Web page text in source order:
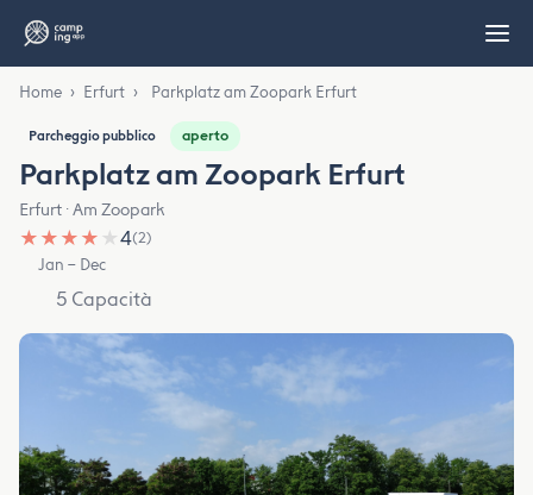
Home › Erfurt › Parkplatz am Zoopark Erfurt
Parcheggio pubblico aperto
Parkplatz am Zoopark Erfurt
Erfurt · Am Zoopark
★ ★ ★ ★ ★4(2)
Jan – Dec
5 Capacità